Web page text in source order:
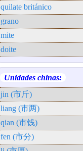
quilate británico
grano
mite
doite
Unidades chinas:
jin (市斤)
liang (市两)
qian (市钱)
fen (市分)